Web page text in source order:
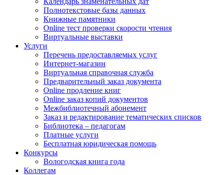
Полнотекстовые базы данных
Книжные памятники
Online тест проверки скорости чтения
Виртуальные выставки
Услуги
Перечень предоставляемых услуг
Интернет-магазин
Виртуальная справочная служба
Предварительный заказ документа
Online продление книг
Online заказ копий документов
Межбиблиотечный абонемент
Заказ и редактирование тематических списков
Библиотека – педагогам
Платные услуги
Бесплатная юридическая помощь
Конкурсы
Вологодская книга года
Коллегам